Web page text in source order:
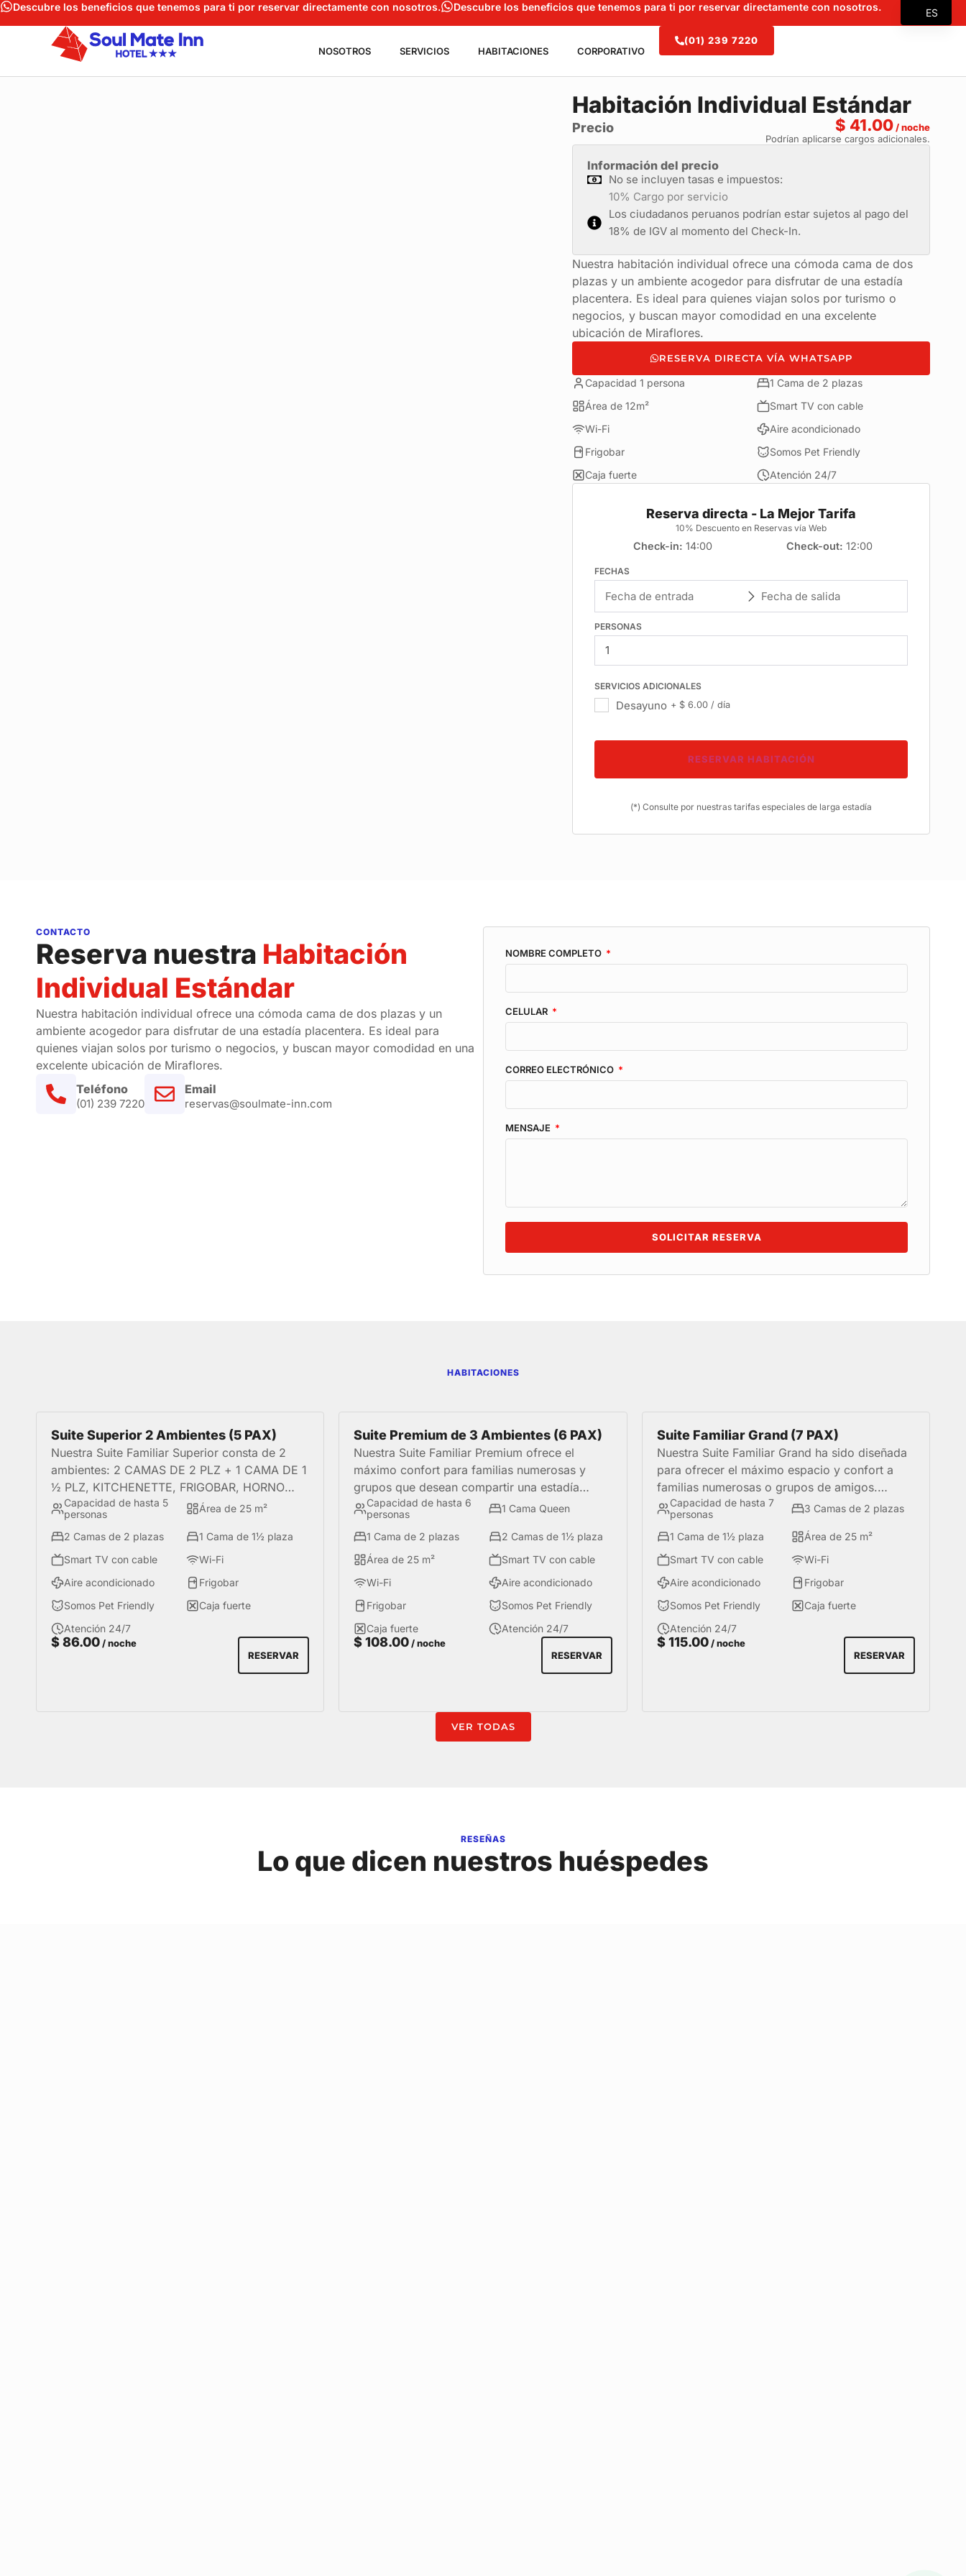
Descubre los beneficios que tenemos para ti por reservar directamente con nosotros. Descubre los beneficios que tenemos para ti por reservar directamente con nosotros.
NOSOTROS SERVICIOS HABITACIONES CORPORATIVO
(01) 239 7220
Habitación Individual Estándar
Precio $ 41.00/ noche
Podrían aplicarse cargos adicionales.
Información del precio
No se incluyen tasas e impuestos:
10% Cargo por servicio
Los ciudadanos peruanos podrían estar sujetos al pago del
18% de IGV al momento del Check-In.
Nuestra habitación individual ofrece una cómoda cama de dos
plazas y un ambiente acogedor para disfrutar de una estadía
placentera. Es ideal para quienes viajan solos por turismo o
negocios, y buscan mayor comodidad en una excelente
ubicación de Miraflores.
RESERVA DIRECTA VÍA WHATSAPP
Capacidad 1 persona
1 Cama de 2 plazas
Área de 12m²
Smart TV con cable
Wi-Fi
Aire acondicionado
Frigobar
Somos Pet Friendly
Caja fuerte
Atención 24/7
Reserva directa - La Mejor Tarifa
10% Descuento en Reservas vía Web
Check-in 14:00 Check-out 12:00
FECHAS
PERSONAS
SERVICIOS ADICIONALES
Desayuno + $ 6.00 / día
RESERVAR HABITACIÓN
(*) Consulte por nuestras tarifas especiales de larga estadía
CONTACTO
Reserva nuestra Habitación
Individual Estándar
Nuestra habitación individual ofrece una cómoda cama de dos plazas y un
ambiente acogedor para disfrutar de una estadía placentera. Es ideal para
quienes viajan solos por turismo o negocios, y buscan mayor comodidad en una
excelente ubicación de Miraflores.
Teléfono
(01) 239 7220
Email
reservas@soulmate-inn.com
NOMBRE COMPLETO
CELULAR
CORREO ELECTRÓNICO
MENSAJE
SOLICITAR RESERVA
HABITACIONES
Suite Superior 2 Ambientes (5 PAX)
Nuestra Suite Familiar Superior consta de 2
ambientes: 2 CAMAS DE 2 PLZ + 1 CAMA DE 1
½ PLZ, KITCHENETTE, FRIGOBAR, HORNO
MICROONDAS, MENAJES. Es una perfecta
opción para familias o grupos de amigod que
buscan comodidad durante su estadía enla
mejor ubicación de Miraflores.
Capacidad de hasta 5
personas
Área de 25 m²
2 Camas de 2 plazas
1 Cama de 1½ plaza
Smart TV con cable
Wi-Fi
Aire acondicionado
Frigobar
Somos Pet Friendly
Caja fuerte
Atención 24/7
$86.00/ noche
RESERVAR
Suite Premium de 3 Ambientes (6 PAX)
Nuestra Suite Familiar Premium ofrece el
máximo confort para familias numerosas y
grupos que desean compartir una estadía
amplia y acogedora. Cuenta con tres
ambientes independientes, una cama Queen,
una cama de 2 plazas y dos camas de 1½
plaza, además de una kitchenette equipada
con menaje, frigobar, mueble de café y
hervidor. Todo lo necesario para disfrutar de
una experiencia cómoda y funcional en una de
las mejores ubicaciones de Miraflores.
Capacidad de hasta 6
personas
1 Cama Queen
1 Cama de 2 plazas
2 Camas de 1½ plaza
Área de 25 m²
Smart TV con cable
Wi-Fi
Aire acondicionado
Frigobar
Somos Pet Friendly
Caja fuerte
Atención 24/7
$108.00/ noche
RESERVAR
Suite Familiar Grand (7 PAX)
Nuestra Suite Familiar Grand ha sido diseñada
para ofrecer el máximo espacio y confort a
familias numerosas o grupos de amigos.
Cuenta con tres ambientes independientes, tres
camas de 2 plazas y una cama de 1½ plaza,
además de un estudio, kitchenette equipada,
mueble de café, menaje y hervidor. Es la
opción perfecta para quienes desean compartir
una estadía cómoda, funcional y con la
privacidad necesaria para disfrutar al máximo
de su visita a Miraflores.
Capacidad de hasta 7
personas
3 Camas de 2 plazas
1 Cama de 1½ plaza
Área de 25 m²
Smart TV con cable
Wi-Fi
Aire acondicionado
Frigobar
Somos Pet Friendly
Caja fuerte
Atención 24/7
$115.00/ noche
RESERVAR
VER TODAS
RESEÑAS
Lo que dicen nuestros huéspedes
ES